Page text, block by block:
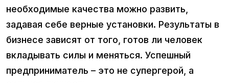
необходимые качества можно развить,
задавая себе верные установки. Результаты в
бизнесе зависят от того, готов ли человек
вкладывать силы и меняться. Успешный
предприниматель – это не супергерой, а